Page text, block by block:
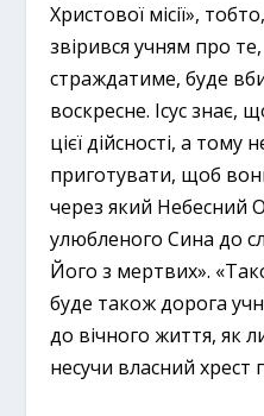
Христової місії»,
звірився учням про
страждатиме, буде
воскресне. Ісус
цієї дійсності, а тому
приготувати, щоб
через який Небесний
улюбленого Сина до
Його з мертвих».
буде також дорога
до вічного життя, як
несучи власний хрест